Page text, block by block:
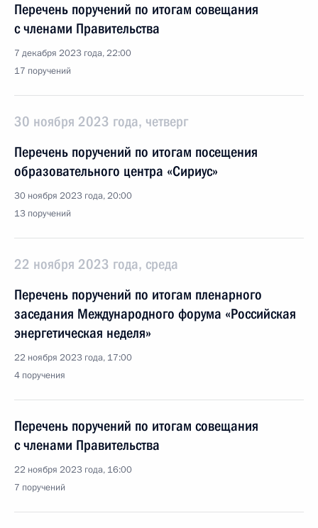
Перечень поручений по итогам совещания
с членами Правительства
7 декабря 2023 года, 22:00
17 поручений
30 ноября 2023 года, четверг
Перечень поручений по итогам посещения
образовательного центра «Сириус»
30 ноября 2023 года, 20:00
13 поручений
22 ноября 2023 года, среда
Перечень поручений по итогам пленарного
заседания Международного форума «Российская
энергетическая неделя»
22 ноября 2023 года, 17:00
4 поручения
Перечень поручений по итогам совещания
с членами Правительства
22 ноября 2023 года, 16:00
7 поручений